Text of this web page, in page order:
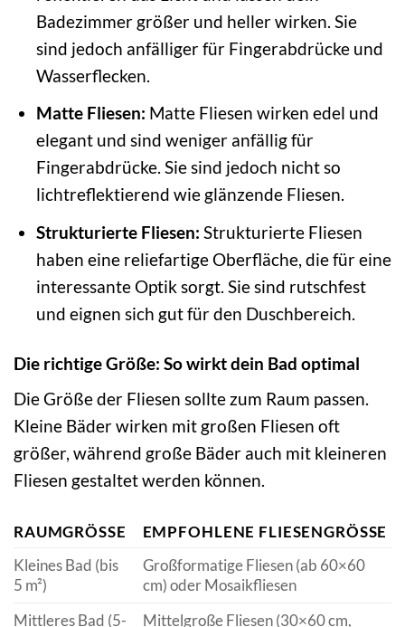
Badezimmer größer und heller wirken. Sie
sind jedoch anfälliger für Fingerabdrücke und
Wasserflecken.
Matte Fliesen: Matte Fliesen wirken edel und
elegant und sind weniger anfällig für
Fingerabdrücke. Sie sind jedoch nicht so
lichtreflektierend wie glänzende Fliesen.
Strukturierte Fliesen: Strukturierte Fliesen
haben eine reliefartige Oberfläche, die für eine
interessante Optik sorgt. Sie sind rutschfest
und eignen sich gut für den Duschbereich.
Die richtige Größe: So wirkt dein Bad optimal
Die Größe der Fliesen sollte zum Raum passen.
Kleine Bäder wirken mit großen Fliesen oft
größer, während große Bäder auch mit kleineren
Fliesen gestaltet werden können.
RAUMGRÖSSE
EMPFOHLENE FLIESENGRÖSSE
Kleines Bad (bis
5 m²)
Großformatige Fliesen (ab 60×60
cm) oder Mosaikfliesen
Mittleres Bad (5-
Mittelgroße Fliesen (30×60 cm,